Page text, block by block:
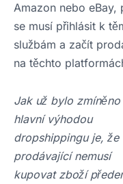
Amazon nebo eBay,
se musí přihlásit k
službám a začít
na těchto
Jak už bylo zmíněno
hlavní výhodou
dropshippingu je, že
prodávající nemusí
kupovat zboží